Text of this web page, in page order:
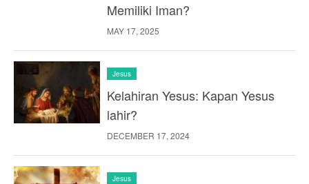
Memiliki Iman?
MAY 17, 2025
Jesus
Kelahiran Yesus: Kapan Yesus
lahir?
DECEMBER 17, 2024
Jesus